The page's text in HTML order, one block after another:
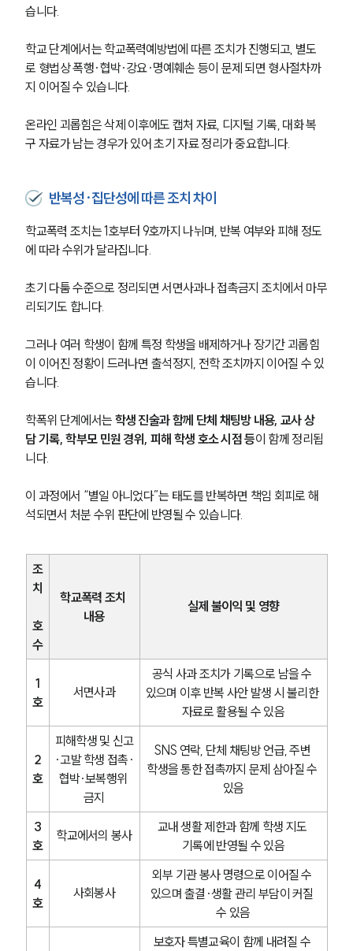
습니다.
학교 단계에서는 학교폭력예방법에 따른 조치가 진행되고, 별도
로 형법상 폭행·협박·강요·명예훼손 등이 문제 되면 형사절차까
지 이어질 수 있습니다.
온라인 괴롭힘은 삭제 이후에도 캡처 자료, 디지털 기록, 대화 복
구 자료가 남는 경우가 있어 초기 자료 정리가 중요합니다.
반복성·집단성에 따른 조치 차이
학교폭력 조치는 1호부터 9호까지 나뉘며, 반복 여부와 피해 정도
에 따라 수위가 달라집니다.
초기 다툼 수준으로 정리되면 서면사과나 접촉금지 조치에서 마무
리되기도 합니다.
그러나 여러 학생이 함께 특정 학생을 배제하거나 장기간 괴롭힘
이 이어진 정황이 드러나면 출석정지, 전학 조치까지 이어질 수 있
습니다.
학폭위 단계에서는 학생 진술과 함께 단체 채팅방 내용, 교사 상
담 기록, 학부모 민원 경위, 피해 학생 호소 시점 등이 함께 정리됩
니다.
이 과정에서 “별일 아니었다”는 태도를 반복하면 책임 회피로 해
석되면서 처분 수위 판단에 반영될 수 있습니다.
조
치
호
수
학교폭력 조치
내용
실제 불이익 및 영향
1
호
서면사과
공식 사과 조치가 기록으로 남을 수
있으며 이후 반복 사안 발생 시 불리한
자료로 활용될 수 있음
2
호
피해학생 및 신고
·고발 학생 접촉·
협박·보복행위
금지
SNS 연락, 단체 채팅방 언급, 주변
학생을 통한 접촉까지 문제 삼아질 수
있음
3
호
학교에서의 봉사
교내 생활 제한과 함께 학생 지도
기록에 반영될 수 있음
4
호
사회봉사
외부 기관 봉사 명령으로 이어질 수
있으며 출결·생활 관리 부담이 커질
수 있음
보호자 특별교육이 함께 내려질 수